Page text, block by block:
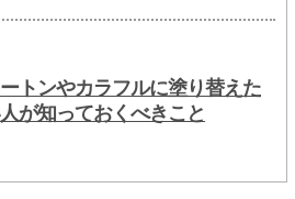
トンやカラフルに塗り替えた
が知っておくべきこと